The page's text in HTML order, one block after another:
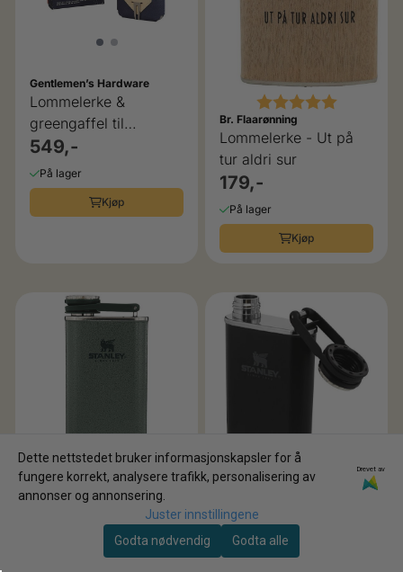
Gentlemen’s Hardware
Lommelerke &
greengaffel til
golferen Gentlemen`s
Hardware
549,-
På lager
Kjøp
Karakter: 5.0 av 5
Br. Flaarønning
Lommelerke - Ut på
tur aldri sur
179,-
På lager
Kjøp
Karakter: 4.0 av 5 mulige
Stanley
Lommelerke Classic
Flask 0.23L Stanley
Stanley
Lommelerke Classic
Dette nettstedet bruker informasjonskapsler for å
fungere korrekt, analysere trafikk, personalisering av
annonser og annonsering.
Drevet av
Juster innstillingene
Godta nødvendig
Godta alle